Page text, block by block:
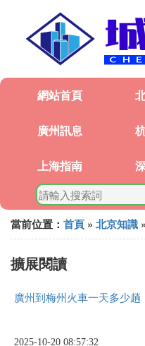
網站首頁
廣州訊息
上海指南
當前位置： 首頁 » 北京知識
擴展閱讀
廣州到梅州火車一天多少趟
2025-10-20 08:57:32